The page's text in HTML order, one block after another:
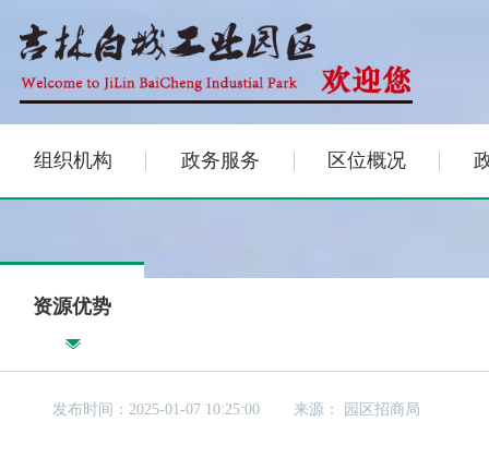
组织机构 政务服务 区位概况
资源优势
发布时间：2025-01-07 10:25:00 来源： 园区招商局